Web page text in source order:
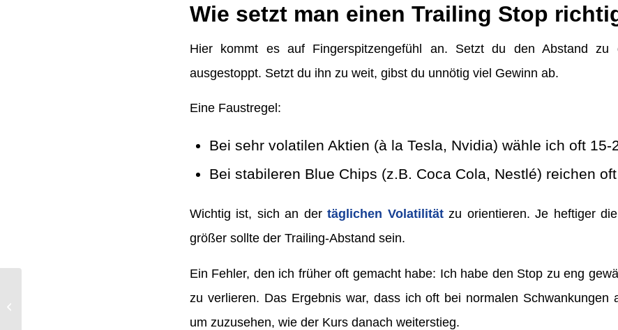
Wie setzt man einen Trailing Stop
Hier kommt es auf Fingerspitzengefühl an. Setzt du den Abstand
ausgestoppt. Setzt du ihn zu weit, gibst du unnötig viel Gewinn ab.
Eine Faustregel:
Bei sehr volatilen Aktien (à la Tesla, Nvidia) wähle ich oft 15-
Bei stabileren Blue Chips (z.B. Coca Cola, Nestlé) reichen
Wichtig ist, sich an dertäglichen Volatilitätzu orientieren. Je heftiger
größer sollte der Trailing-Abstand sein.
Ein Fehler, den ich früher oft gemacht habe: Ich habe den Stop zu eng
zu verlieren. Das Ergebnis war, dass ich oft bei normalen Schwankungen
um zuzusehen, wie der Kurs danach weiterstieg.